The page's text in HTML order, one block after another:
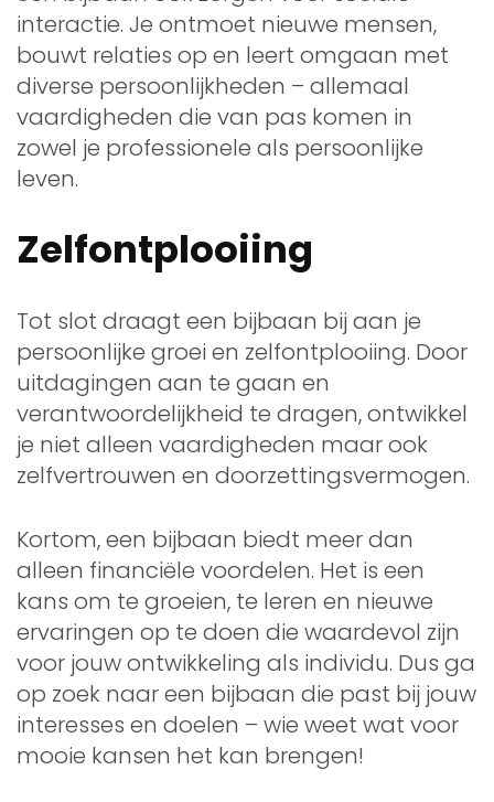
interactie. Je ontmoet nieuwe mensen,
bouwt relaties op en leert omgaan met
diverse persoonlijkheden – allemaal
vaardigheden die van pas komen in
zowel je professionele als persoonlijke
leven.
Zelfontplooiing
Tot slot draagt een bijbaan bij aan je
persoonlijke groei en zelfontplooiing. Door
uitdagingen aan te gaan en
verantwoordelijkheid te dragen, ontwikkel
je niet alleen vaardigheden maar ook
zelfvertrouwen en doorzettingsvermogen.
Kortom, een bijbaan biedt meer dan
alleen financiële voordelen. Het is een
kans om te groeien, te leren en nieuwe
ervaringen op te doen die waardevol zijn
voor jouw ontwikkeling als individu. Dus ga
op zoek naar een bijbaan die past bij jouw
interesses en doelen – wie weet wat voor
mooie kansen het kan brengen!